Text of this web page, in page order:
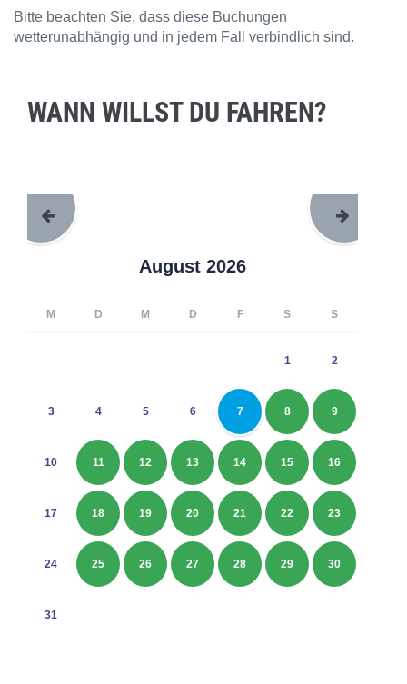
Bitte beachten Sie, dass diese Buchungen
wetterunabhängig und in jedem Fall verbindlich sind.
WANN WILLST DU FAHREN?
August 2026
M D M D F S S
1 2
3 4 5 6 7 8 9
10 11 12 13 14 15 16
17 18 19 20 21 22 23
24 25 26 27 28 29 30
31